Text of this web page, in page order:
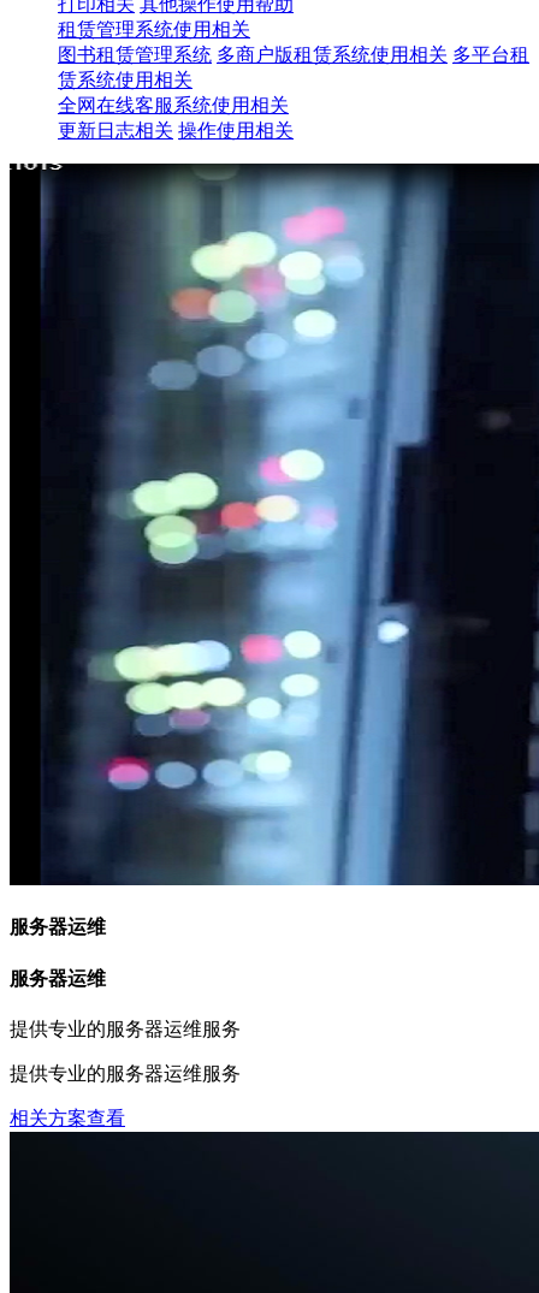
打印相关 其他操作使用帮助
租赁管理系统使用相关
图书租赁管理系统 多商户版租赁系统使用相关 多平台租
赁系统使用相关
全网在线客服系统使用相关
更新日志相关 操作使用相关
服务器运维
服务器运维
提供专业的服务器运维服务
提供专业的服务器运维服务
相关方案查看